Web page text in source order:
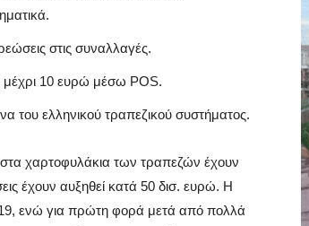
στις συναλλαγές.
μέχρι 10 ευρώ μέσω POS.
του ελληνικού τραπεζικού συστήματος.
χαρτοφυλάκια των τραπεζών έχουν
έχουν αυξηθεί κατά 50 δισ. ευρώ. Η
ενώ για πρώτη φορά μετά από πολλά